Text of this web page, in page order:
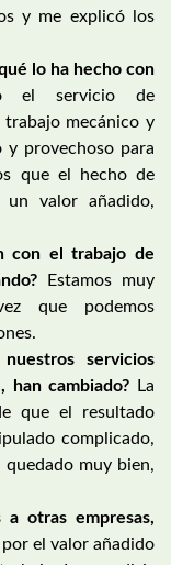
y me explicó los
lo ha hecho con
el servicio de
mecánico y
y provechoso para
que el hecho de
valor añadido,
con el trabajo de
Estamos muy
que podemos
servicios
han cambiado? La
que el resultado
complicado,
muy bien,
a otras empresas,
el valor añadido